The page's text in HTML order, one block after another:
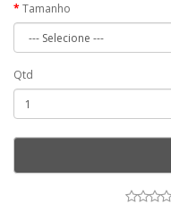
Tamanho
Qtd